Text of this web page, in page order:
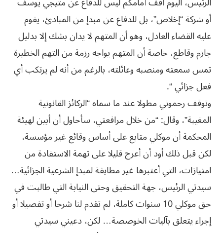
أو شركة “إخلاص”، بل للدفاع عن مبدإ من المبادئ، يقوم
عليه القضاء العادل، وهو أن المتهم لا يدان بشك إلا بدليل
جازم وقاطع، خاصة أن المتهم يواجه رزمة من التهم الخطيرة
تمس سمعته ومنصبه وعائلته، بالرغم من أنه لم يرتكب أي
فعل جزائي “.
وتوقف رحموني مطولا عند ما سماه “الركائز القانونية
المغيبة”، وقال: “من خلال مرافعتي، سأحاول أن أبين لهيئة
المحكمة أن موكلي متابع على أساس وقائع غير مؤسسة،
لكن قبل ذلك أود أن أعرج قليلا على تهمة الاستفادة من
امتيازات، التي أعتبرها غير مطابقة لمبدإ الشرعية الجزائية…
سيدتي الرئيس، جهة التحقيق وحتى النيابة التي طالبت في
حق موكلي 10 سنوات كاملة، لم تقدم لنا شرحا أو تفصيلا أو
إجراء يتعلق بآليات الخوصصة… لكن، دعيني سيدتي